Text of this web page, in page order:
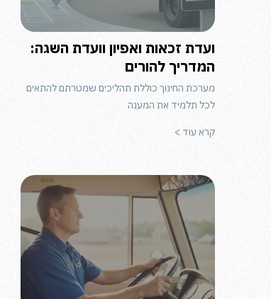
ועדת זכאות ואפיון וועדת השגה:
המדריך להורים
מערכת החינוך כוללת תהליכים שמטרתם להתאים
לכל תלמיד את המענה
קרא עוד >